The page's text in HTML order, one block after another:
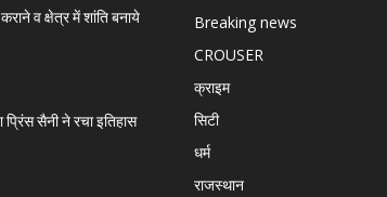
व क्षेत्र में शांति बनाये
सैनी ने रचा इतिहास
Breaking news
CROUSER
क्राइम
सिटी
धर्म
राजस्थान